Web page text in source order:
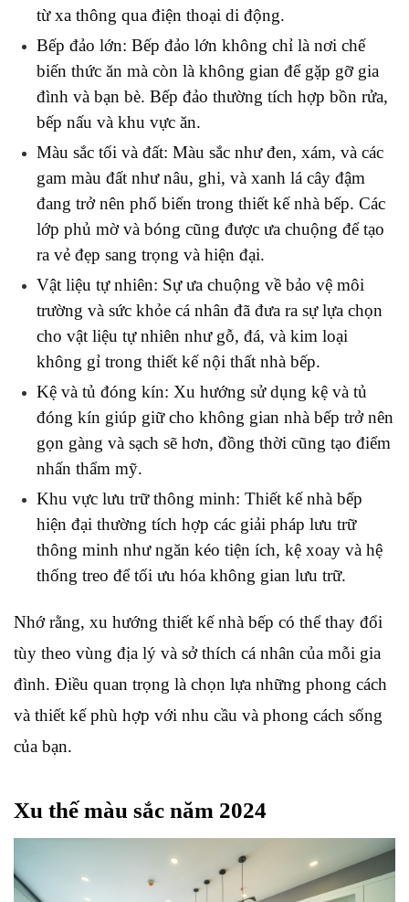
từ xa thông qua điện thoại di động.
Bếp đảo lớn: Bếp đảo lớn không chỉ là nơi chế
biến thức ăn mà còn là không gian để gặp gỡ gia
đình và bạn bè. Bếp đảo thường tích hợp bồn rửa,
bếp nấu và khu vực ăn.
Màu sắc tối và đất: Màu sắc như đen, xám, và các
gam màu đất như nâu, ghi, và xanh lá cây đậm
đang trở nên phổ biến trong thiết kế nhà bếp. Các
lớp phủ mờ và bóng cũng được ưa chuộng để tạo
ra vẻ đẹp sang trọng và hiện đại.
Vật liệu tự nhiên: Sự ưa chuộng về bảo vệ môi
trường và sức khỏe cá nhân đã đưa ra sự lựa chọn
cho vật liệu tự nhiên như gỗ, đá, và kim loại
không gỉ trong thiết kế nội thất nhà bếp.
Kệ và tủ đóng kín: Xu hướng sử dụng kệ và tủ
đóng kín giúp giữ cho không gian nhà bếp trở nên
gọn gàng và sạch sẽ hơn, đồng thời cũng tạo điểm
nhấn thẩm mỹ.
Khu vực lưu trữ thông minh: Thiết kế nhà bếp
hiện đại thường tích hợp các giải pháp lưu trữ
thông minh như ngăn kéo tiện ích, kệ xoay và hệ
thống treo để tối ưu hóa không gian lưu trữ.
Nhớ rằng, xu hướng thiết kế nhà bếp có thể thay đổi
tùy theo vùng địa lý và sở thích cá nhân của mỗi gia
đình. Điều quan trọng là chọn lựa những phong cách
và thiết kế phù hợp với nhu cầu và phong cách sống
của bạn.
Xu thế màu sắc năm 2024